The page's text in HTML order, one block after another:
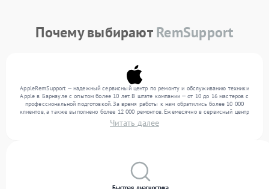
Почему выбираютRemSupport
AppleRemSupport — надежный сервисный центр по ремонту и обслуживанию техники
Apple в Барнауле с опытом более 10 лет. В штате компании — от 10 до 16 мастеров с
профессиональной подготовкой. За время работы к нам обратились более 10 000
клиентов, а также выполнено более 12 000 ремонтов. Ежемесячно в сервисный центр
поступает свыше 300 единиц техники, включая , , . Мы работаем с широким спектром
неисправностей и гарантируем высокое качество обслуживания благодаря
Читать далее